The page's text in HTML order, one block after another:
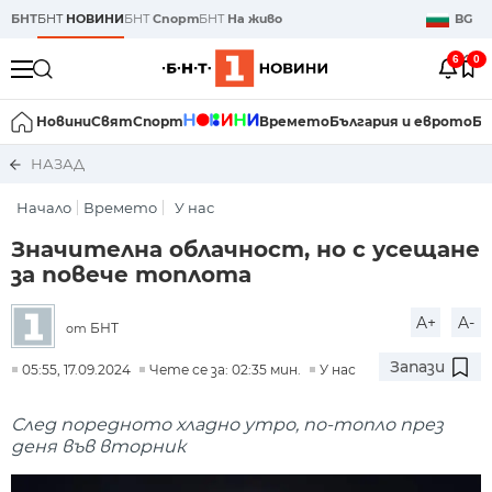
БНТБНТ НОВИНИБНТСпортБНТ На живо BG
6 0
НовиниСвятСпорт ВреметоБългария и еврото
НАЗАД
Начало Времето У нас
Значителна облачност, но с усещане
за повече топлота
от БНТ A+ A-
05:55, 17.09.2024 Чете се за: 02:35 мин. У нас Запази
След поредното хладно утро, по-топло през
деня във вторник